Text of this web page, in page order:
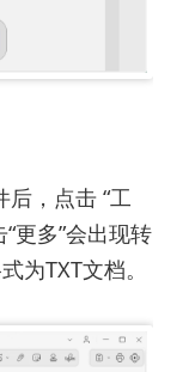
，点击 “工
更多”会出现转
为TXT文档。